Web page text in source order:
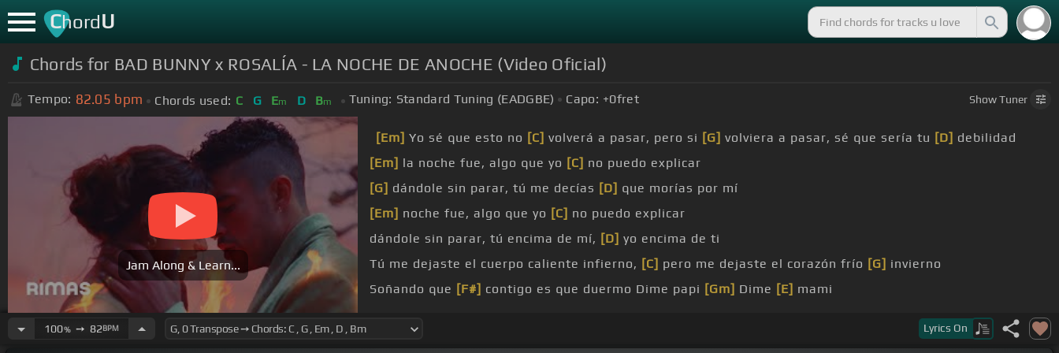
ChordU
Chords for BAD BUNNY x ROSALÍA - LA NOCHE DE ANOCHE (Video Oficial)
Tempo: 82.05 bpm Chords used: C G Em D Bm Tuning: Standard Tuning (EADGBE) Capo: +0fret ShowTuner
Jam Along & Learn...
[Em] Yo sé que esto no [C] volverá a pasar, pero si [G] volviera a pasar, sé que sería tu [D] debilidad
[Em] la noche fue, algo que yo [C] no puedo explicar
[G] dándole sin parar, tú me decías [D] que morías por mí
[Em] noche fue, algo que yo [C] no puedo explicar
dándole sin parar, tú encima de mí, [D] yo encima de ti
Tú me dejaste el cuerpo caliente infierno, [C] pero me dejaste el corazón frío [G] invierno
Soñando que [F#] contigo es que duermo Dime papi [Gm] Dime [E] mami
100%➙ 82BPM Lyrics On